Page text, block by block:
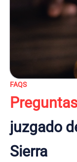
FAQS
juzgado
Sierra